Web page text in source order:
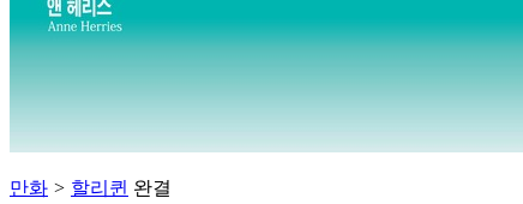
만화 > 할리퀸 완결